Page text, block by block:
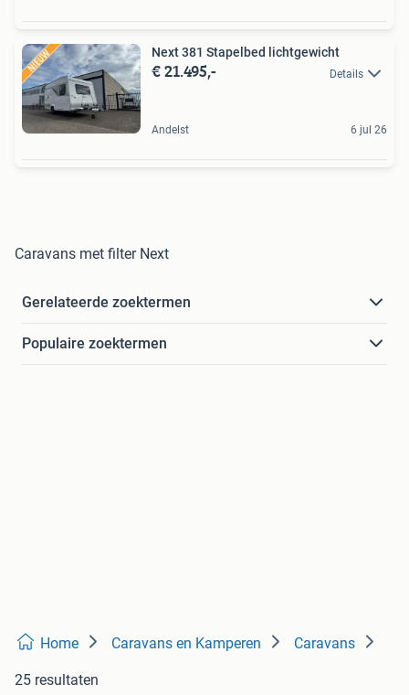
Next 381 Stapelbed lichtgewicht
€ 21.495,- Details
Andelst 6 jul 26
Caravans met filter Next
Gerelateerde zoektermen
Populaire zoektermen
Home Caravans en Kamperen Caravans
25 resultaten